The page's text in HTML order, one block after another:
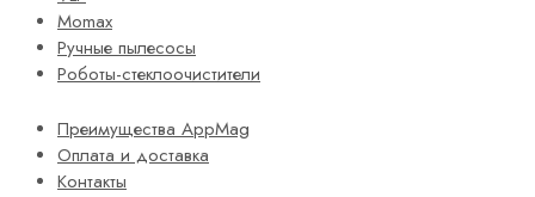
Momax
Ручные пылесосы
Роботы-стеклоочистители
Преимущества AppMag
Оплата и доставка
Контакты